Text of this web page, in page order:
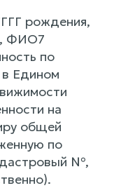
рождения,
ФИО7
по
в Едином
на
общей
по
№,